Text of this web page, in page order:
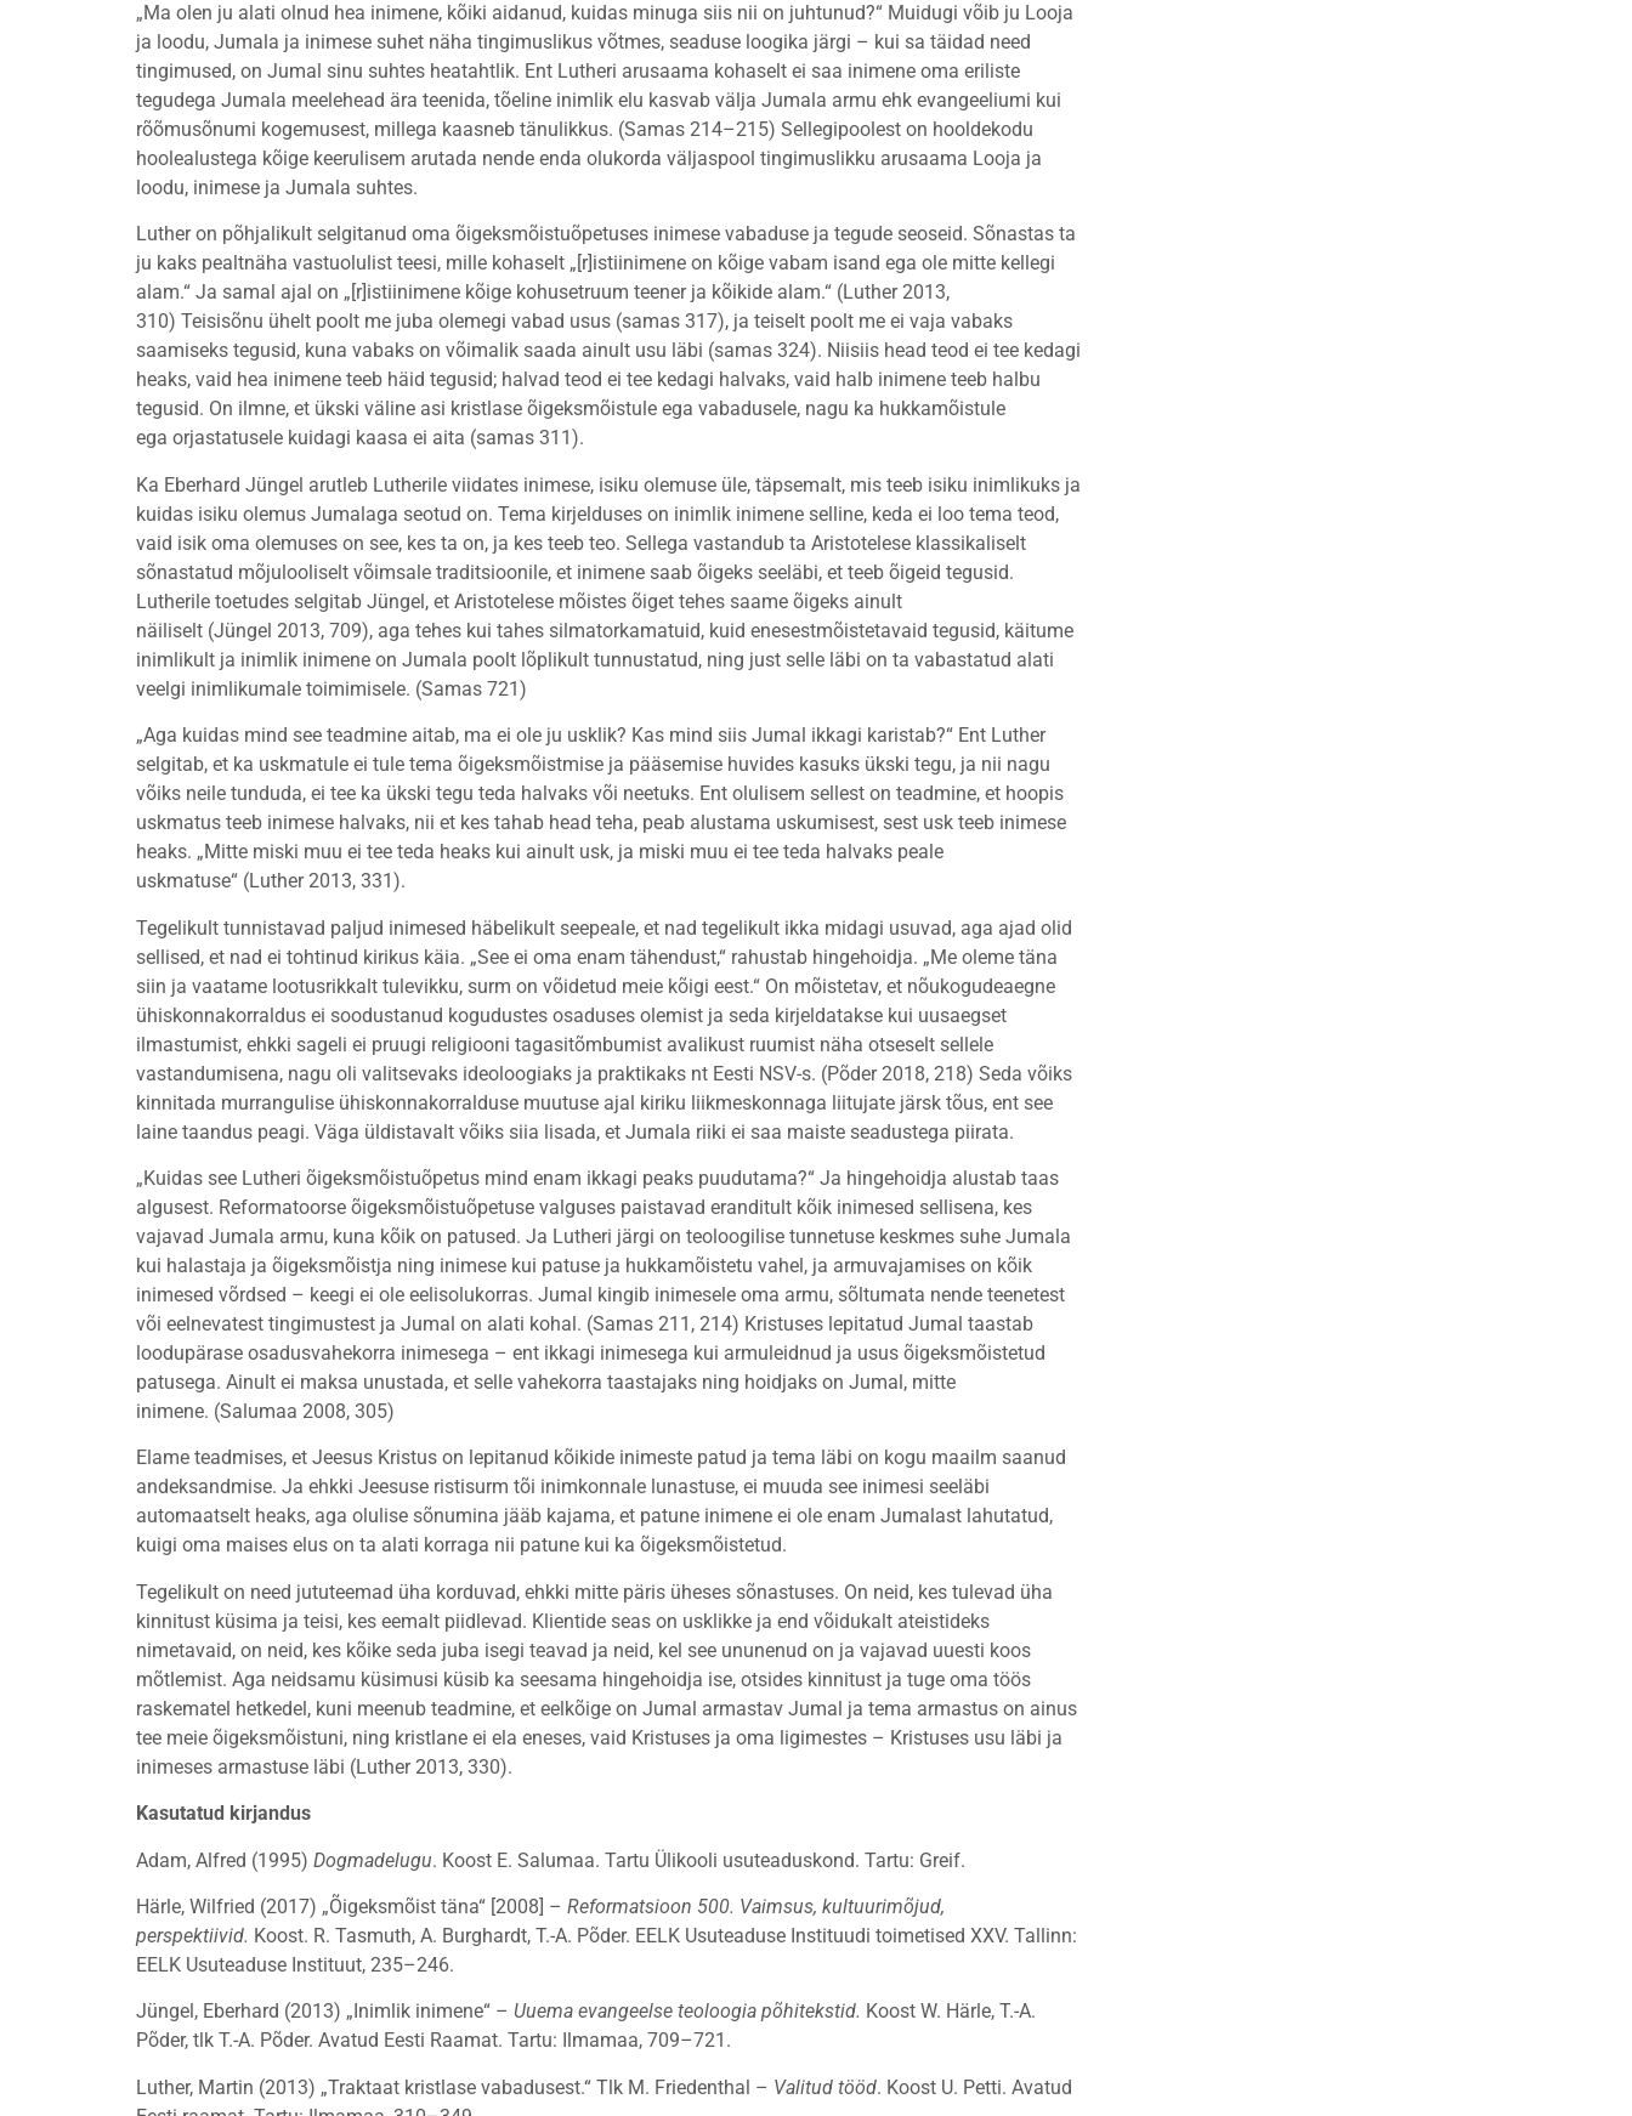
„Ma olen ju alati olnud hea inimene, kõiki aidanud, kuidas minuga siis nii on juhtunud?“ Muidugi võib ju Looja
ja loodu, Jumala ja inimese suhet näha tingimuslikus võtmes, seaduse loogika järgi – kui sa täidad need
tingimused, on Jumal sinu suhtes heatahtlik. Ent Lutheri arusaama kohaselt ei saa inimene oma eriliste
tegudega Jumala meelehead ära teenida, tõeline inimlik elu kasvab välja Jumala armu ehk evangeeliumi kui
rõõmusõnumi kogemusest, millega kaasneb tänulikkus. (Samas 214–215) Sellegipoolest on hooldekodu
hoolealustega kõige keerulisem arutada nende enda olukorda väljaspool tingimuslikku arusaama Looja ja
loodu, inimese ja Jumala suhtes.
Luther on põhjalikult selgitanud oma õigeksmõistuõpetuses inimese vabaduse ja tegude seoseid. Sõnastas ta
ju kaks pealtnäha vastuolulist teesi, mille kohaselt „[r]istiinimene on kõige vabam isand ega ole mitte kellegi
alam.“ Ja samal ajal on „[r]istiinimene kõige kohusetruum teener ja kõikide alam.“ (Luther 2013,
310) Teisisõnu ühelt poolt me juba olemegi vabad usus (samas 317), ja teiselt poolt me ei vaja vabaks
saamiseks tegusid, kuna vabaks on võimalik saada ainult usu läbi (samas 324). Niisiis head teod ei tee kedagi
heaks, vaid hea inimene teeb häid tegusid; halvad teod ei tee kedagi halvaks, vaid halb inimene teeb halbu
tegusid. On ilmne, et ükski väline asi kristlase õigeksmõistule ega vabadusele, nagu ka hukkamõistule
ega orjastatusele kuidagi kaasa ei aita (samas 311).
Ka Eberhard Jüngel arutleb Lutherile viidates inimese, isiku olemuse üle, täpsemalt, mis teeb isiku inimlikuks ja
kuidas isiku olemus Jumalaga seotud on. Tema kirjelduses on inimlik inimene selline, keda ei loo tema teod,
vaid isik oma olemuses on see, kes ta on, ja kes teeb teo. Sellega vastandub ta Aristotelese klassikaliselt
sõnastatud mõjulooliselt võimsale traditsioonile, et inimene saab õigeks seeläbi, et teeb õigeid tegusid.
Lutherile toetudes selgitab Jüngel, et Aristotelese mõistes õiget tehes saame õigeks ainult
näiliselt (Jüngel 2013, 709), aga tehes kui tahes silmatorkamatuid, kuid enesestmõistetavaid tegusid, käitume
inimlikult ja inimlik inimene on Jumala poolt lõplikult tunnustatud, ning just selle läbi on ta vabastatud alati
veelgi inimlikumale toimimisele. (Samas 721)
„Aga kuidas mind see teadmine aitab, ma ei ole ju usklik? Kas mind siis Jumal ikkagi karistab?“ Ent Luther
selgitab, et ka uskmatule ei tule tema õigeksmõistmise ja pääsemise huvides kasuks ükski tegu, ja nii nagu
võiks neile tunduda, ei tee ka ükski tegu teda halvaks või neetuks. Ent olulisem sellest on teadmine, et hoopis
uskmatus teeb inimese halvaks, nii et kes tahab head teha, peab alustama uskumisest, sest usk teeb inimese
heaks. „Mitte miski muu ei tee teda heaks kui ainult usk, ja miski muu ei tee teda halvaks peale
uskmatuse“ (Luther 2013, 331).
Tegelikult tunnistavad paljud inimesed häbelikult seepeale, et nad tegelikult ikka midagi usuvad, aga ajad olid
sellised, et nad ei tohtinud kirikus käia. „See ei oma enam tähendust,“ rahustab hingehoidja. „Me oleme täna
siin ja vaatame lootusrikkalt tulevikku, surm on võidetud meie kõigi eest.“ On mõistetav, et nõukogudeaegne
ühiskonnakorraldus ei soodustanud kogudustes osaduses olemist ja seda kirjeldatakse kui uusaegset
ilmastumist, ehkki sageli ei pruugi religiooni tagasitõmbumist avalikust ruumist näha otseselt sellele
vastandumisena, nagu oli valitsevaks ideoloogiaks ja praktikaks nt Eesti NSV-s. (Põder 2018, 218) Seda võiks
kinnitada murrangulise ühiskonnakorralduse muutuse ajal kiriku liikmeskonnaga liitujate järsk tõus, ent see
laine taandus peagi. Väga üldistavalt võiks siia lisada, et Jumala riiki ei saa maiste seadustega piirata.
„Kuidas see Lutheri õigeksmõistuõpetus mind enam ikkagi peaks puudutama?“ Ja hingehoidja alustab taas
algusest. Reformatoorse õigeksmõistuõpetuse valguses paistavad eranditult kõik inimesed sellisena, kes
vajavad Jumala armu, kuna kõik on patused. Ja Lutheri järgi on teoloogilise tunnetuse keskmes suhe Jumala
kui halastaja ja õigeksmõistja ning inimese kui patuse ja hukkamõistetu vahel, ja armuvajamises on kõik
inimesed võrdsed – keegi ei ole eelisolukorras. Jumal kingib inimesele oma armu, sõltumata nende teenetest
või eelnevatest tingimustest ja Jumal on alati kohal. (Samas 211, 214) Kristuses lepitatud Jumal taastab
loodupärase osadusvahekorra inimesega – ent ikkagi inimesega kui armuleidnud ja usus õigeksmõistetud
patusega. Ainult ei maksa unustada, et selle vahekorra taastajaks ning hoidjaks on Jumal, mitte
inimene. (Salumaa 2008, 305)
Elame teadmises, et Jeesus Kristus on lepitanud kõikide inimeste patud ja tema läbi on kogu maailm saanud
andeksandmise. Ja ehkki Jeesuse ristisurm tõi inimkonnale lunastuse, ei muuda see inimesi seeläbi
automaatselt heaks, aga olulise sõnumina jääb kajama, et patune inimene ei ole enam Jumalast lahutatud,
kuigi oma maises elus on ta alati korraga nii patune kui ka õigeksmõistetud.
Tegelikult on need jututeemad üha korduvad, ehkki mitte päris üheses sõnastuses. On neid, kes tulevad üha
kinnitust küsima ja teisi, kes eemalt piidlevad. Klientide seas on usklikke ja end võidukalt ateistideks
nimetavaid, on neid, kes kõike seda juba isegi teavad ja neid, kel see ununenud on ja vajavad uuesti koos
mõtlemist. Aga neidsamu küsimusi küsib ka seesama hingehoidja ise, otsides kinnitust ja tuge oma töös
raskematel hetkedel, kuni meenub teadmine, et eelkõige on Jumal armastav Jumal ja tema armastus on ainus
tee meie õigeksmõistuni, ning kristlane ei ela eneses, vaid Kristuses ja oma ligimestes – Kristuses usu läbi ja
inimeses armastuse läbi (Luther 2013, 330).
Kasutatud kirjandus
Adam, Alfred (1995) Dogmadelugu. Koost E. Salumaa. Tartu Ülikooli usuteaduskond. Tartu: Greif.
Härle, Wilfried (2017) „Õigeksmõist täna“ [2008] – Reformatsioon 500. Vaimsus, kultuurimõjud,
perspektiivid. Koost. R. Tasmuth, A. Burghardt, T.-A. Põder. EELK Usuteaduse Instituudi toimetised XXV. Tallinn:
EELK Usuteaduse Instituut, 235–246.
Jüngel, Eberhard (2013) „Inimlik inimene“ – Uuema evangeelse teoloogia põhitekstid. Koost W. Härle, T.-A.
Põder, tlk T.-A. Põder. Avatud Eesti Raamat. Tartu: Ilmamaa, 709–721.
Luther, Martin (2013) „Traktaat kristlase vabadusest.“ Tlk M. Friedenthal – Valitud tööd. Koost U. Petti. Avatud